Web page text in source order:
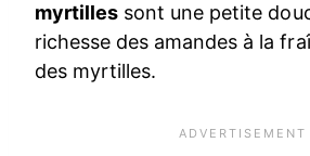
myrtilles sont une petite
richesse des amandes à la
des myrtilles.